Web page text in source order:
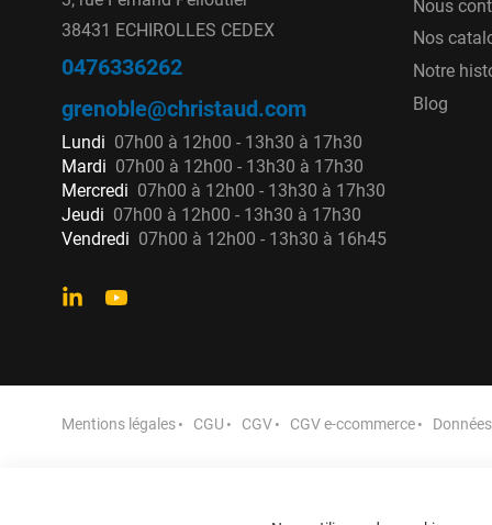
38431 ECHIROLLES CEDEX
0476336262
grenoble@christaud.com
Lundi 07h00 à 12h00 - 13h30 à 17h30
Mardi 07h00 à 12h00 - 13h30 à 17h30
Mercredi 07h00 à 12h00 - 13h30 à 17h30
Jeudi 07h00 à 12h00 - 13h30 à 17h30
Vendredi 07h00 à 12h00 - 13h30 à 16h45
Nous
Nos
Notre
Blog
Mentions légales CGU CGV CGV e-ccommerce